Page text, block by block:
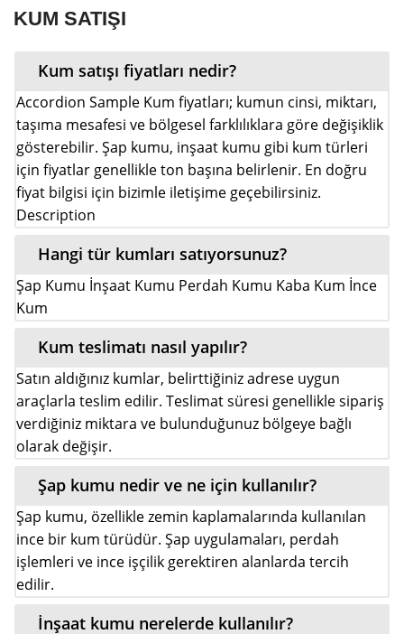
KUM SATIŞI
Kum satışı fiyatları nedir?
Accordion Sample Kum fiyatları; kumun cinsi, miktarı,
taşıma mesafesi ve bölgesel farklılıklara göre değişiklik
gösterebilir. Şap kumu, inşaat kumu gibi kum türleri
için fiyatlar genellikle ton başına belirlenir. En doğru
fiyat bilgisi için bizimle iletişime geçebilirsiniz.
Description
Hangi tür kumları satıyorsunuz?
Şap Kumu İnşaat Kumu Perdah Kumu Kaba Kum İnce
Kum
Kum teslimatı nasıl yapılır?
Satın aldığınız kumlar, belirttiğiniz adrese uygun
araçlarla teslim edilir. Teslimat süresi genellikle sipariş
verdiğiniz miktara ve bulunduğunuz bölgeye bağlı
olarak değişir.
Şap kumu nedir ve ne için kullanılır?
Şap kumu, özellikle zemin kaplamalarında kullanılan
ince bir kum türüdür. Şap uygulamaları, perdah
işlemleri ve ince işçilik gerektiren alanlarda tercih
edilir.
İnşaat kumu nerelerde kullanılır?